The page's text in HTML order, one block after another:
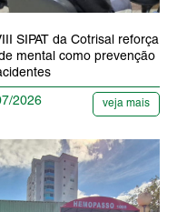
SIPAT da Cotrisal reforça
mental como prevenção
2026 veja mais